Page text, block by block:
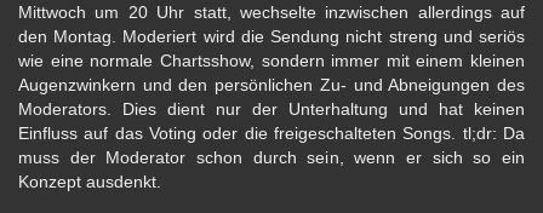
Mittwoch um 20 Uhr statt, wechselte inzwischen allerdings auf
den Montag. Moderiert wird die Sendung nicht streng und seriös
wie eine normale Chartsshow, sondern immer mit einem kleinen
Augenzwinkern und den persönlichen Zu- und Abneigungen des
Moderators. Dies dient nur der Unterhaltung und hat keinen
Einfluss auf das Voting oder die freigeschalteten Songs. tl;dr: Da
muss der Moderator schon durch sein, wenn er sich so ein
Konzept ausdenkt.